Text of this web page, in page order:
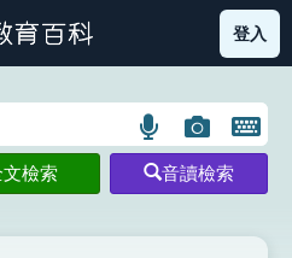
圖示 部首索引表圖示
登入
語
言
搜
圖
片
搜
開
鍵
圖
文檢索 音讀檢索